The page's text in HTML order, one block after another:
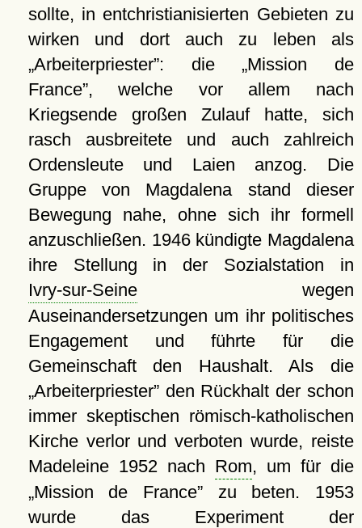
sollte, in entchristianisierten Gebieten zu
wirken und dort auch zu leben als
Arbeiterpriester : die Mission de
France , welche vor allem nach
Kriegsende großen Zulauf hatte, sich
rasch ausbreitete und auch zahlreich
Ordensleute und Laien anzog. Die
Gruppe von Magdalena stand dieser
Bewegung nahe, ohne sich ihr formell
anzuschließen. 1946 kündigte Magdalena
ihre Stellung in der Sozialstation in
Ivry-sur-Seinewegen
Auseinandersetzungen um ihr politisches
Engagement und führte für die
Gemeinschaft den Haushalt. Als die
Arbeiterpriester den Rückhalt der schon
immer skeptischen römisch-katholischen
Kirche verlor und verboten wurde, reiste
Madeleine 1952 nach Rom, um für die
Mission de France
zu beten. 1953
wurde das Experiment der